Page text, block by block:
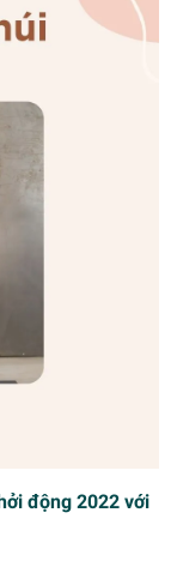
động 2022 với